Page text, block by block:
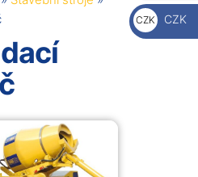
CZK
Kč
CZK